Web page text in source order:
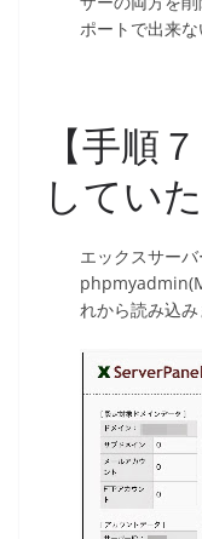
ポートで出来な
【手順
してい
エックスサーバ
れから読み込み